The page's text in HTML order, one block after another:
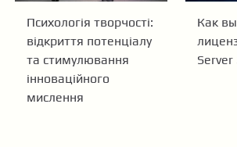
Психологія творчості:
відкриття потенціалу
та стимулювання
інноваційного
мислення
Как
Server